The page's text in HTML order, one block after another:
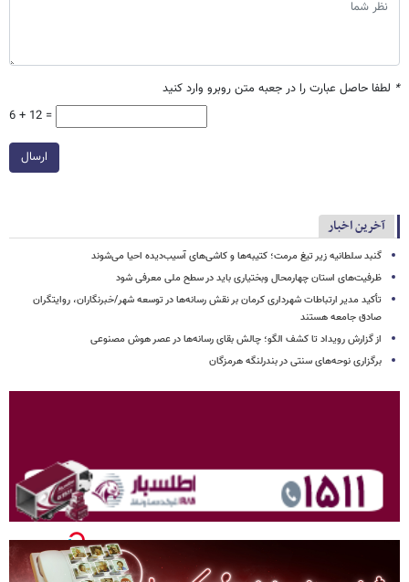
* لطفا حاصل عبارت را در جعبه متن روبرو وارد کنید
6 + 12 =
ارسال
آخرین اخبار
گنبد سلطانیه زیر تیغ مرمت؛ کتیبه‌ها و کاشی‌های آسیب‌دیده احیا می‌شوند
ظرفیت‌های استان چهارمحال وبختیاری باید در سطح ملی معرفی شود
تأکید مدیر ارتباطات شهرداری کرمان بر نقش رسانه‌ها در توسعه شهر/خبرنگاران، روایتگران
صادق جامعه هستند
از گزارش رویداد تا کشف الگو؛ چالش بقای رسانه‌ها در عصر هوش مصنوعی
برگزاری نوحه‌های سنتی در بندرلنگه هرمزگان